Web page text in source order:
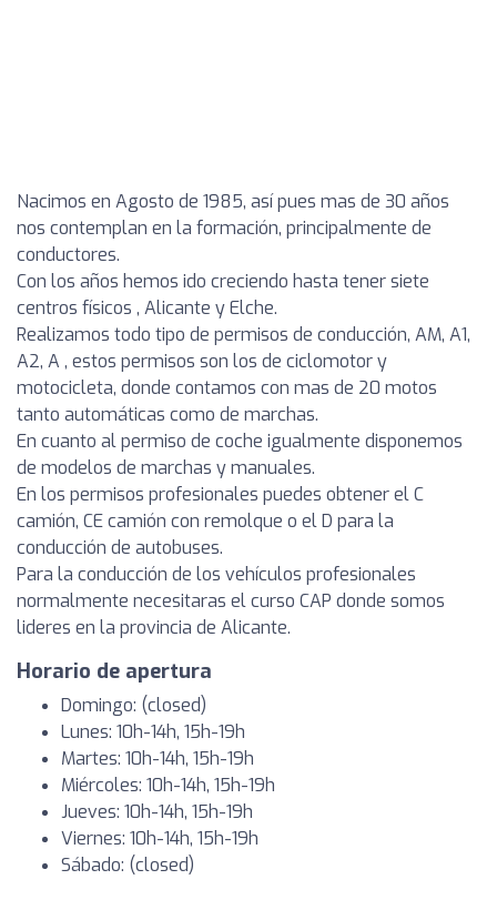
Nacimos en Agosto de 1985, así pues mas de 30 años
nos contemplan en la formación, principalmente de
conductores.
Con los años hemos ido creciendo hasta tener siete
centros físicos , Alicante y Elche.
Realizamos todo tipo de permisos de conducción, AM, A1,
A2, A , estos permisos son los de ciclomotor y
motocicleta, donde contamos con mas de 20 motos
tanto automáticas como de marchas.
En cuanto al permiso de coche igualmente disponemos
de modelos de marchas y manuales.
En los permisos profesionales puedes obtener el C
camión, CE camión con remolque o el D para la
conducción de autobuses.
Para la conducción de los vehículos profesionales
normalmente necesitaras el curso CAP donde somos
lideres en la provincia de Alicante.
Horario de apertura
Domingo: (closed)
Lunes: 10h-14h, 15h-19h
Martes: 10h-14h, 15h-19h
Miércoles: 10h-14h, 15h-19h
Jueves: 10h-14h, 15h-19h
Viernes: 10h-14h, 15h-19h
Sábado: (closed)